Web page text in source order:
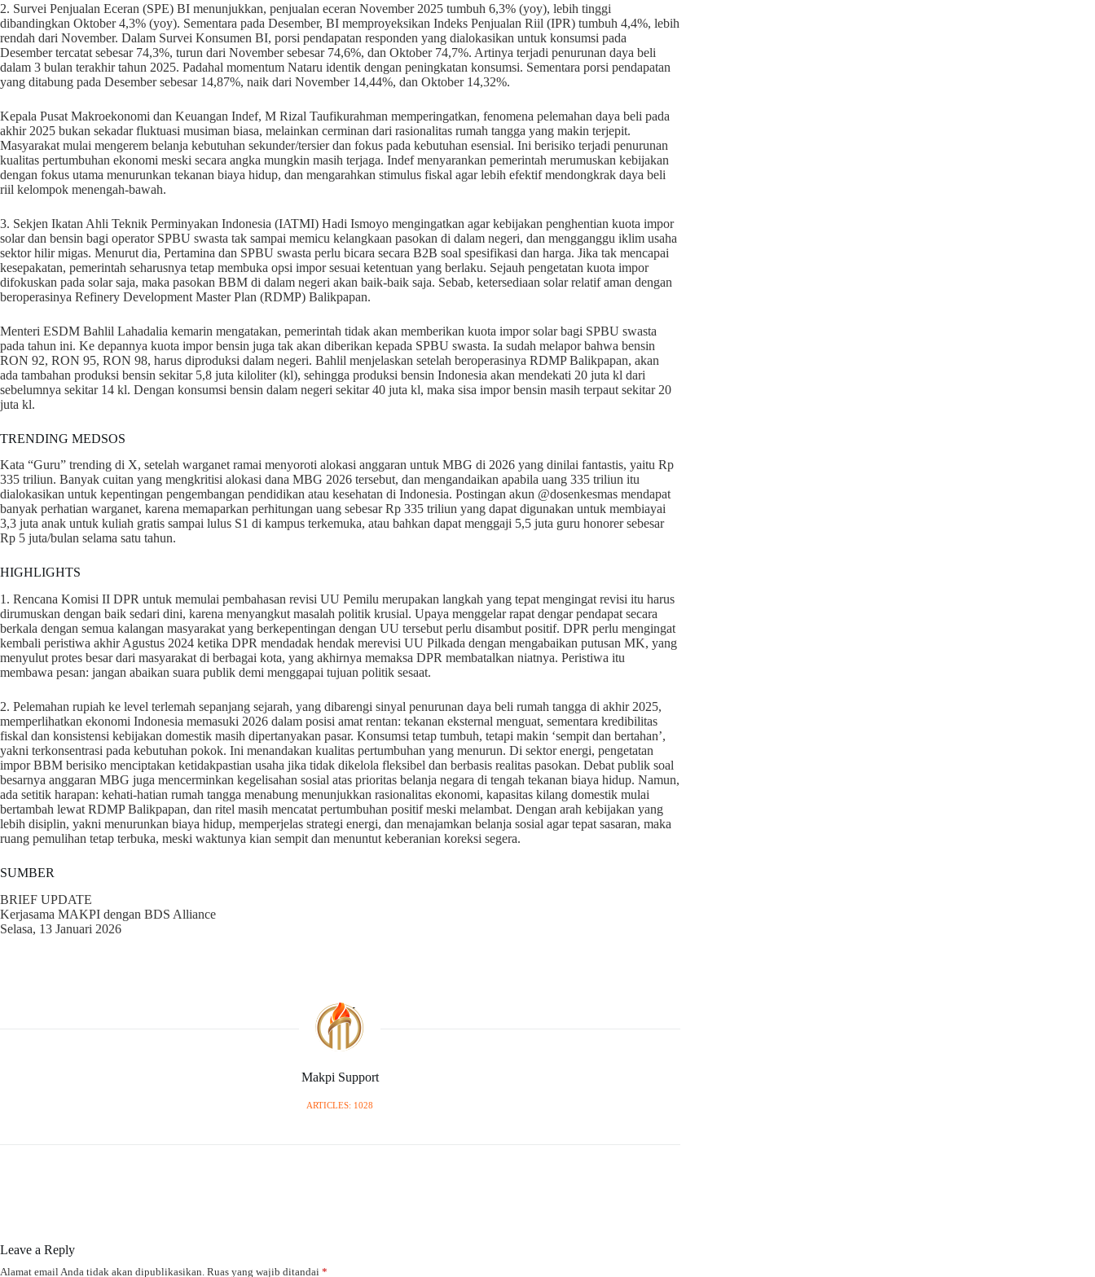
2. Survei Penjualan Eceran (SPE) BI menunjukkan, penjualan eceran November 2025 tumbuh 6,3% (yoy), lebih tinggi
dibandingkan Oktober 4,3% (yoy). Sementara pada Desember, BI memproyeksikan Indeks Penjualan Riil (IPR) tumbuh 4,4%, lebih
rendah dari November. Dalam Survei Konsumen BI, porsi pendapatan responden yang dialokasikan untuk konsumsi pada
Desember tercatat sebesar 74,3%, turun dari November sebesar 74,6%, dan Oktober 74,7%. Artinya terjadi penurunan daya beli
dalam 3 bulan terakhir tahun 2025. Padahal momentum Nataru identik dengan peningkatan konsumsi. Sementara porsi pendapatan
yang ditabung pada Desember sebesar 14,87%, naik dari November 14,44%, dan Oktober 14,32%.
Kepala Pusat Makroekonomi dan Keuangan Indef, M Rizal Taufikurahman memperingatkan, fenomena pelemahan daya beli pada
akhir 2025 bukan sekadar fluktuasi musiman biasa, melainkan cerminan dari rasionalitas rumah tangga yang makin terjepit.
Masyarakat mulai mengerem belanja kebutuhan sekunder/tersier dan fokus pada kebutuhan esensial. Ini berisiko terjadi penurunan
kualitas pertumbuhan ekonomi meski secara angka mungkin masih terjaga. Indef menyarankan pemerintah merumuskan kebijakan
dengan fokus utama menurunkan tekanan biaya hidup, dan mengarahkan stimulus fiskal agar lebih efektif mendongkrak daya beli
riil kelompok menengah-bawah.
3. Sekjen Ikatan Ahli Teknik Perminyakan Indonesia (IATMI) Hadi Ismoyo mengingatkan agar kebijakan penghentian kuota impor
solar dan bensin bagi operator SPBU swasta tak sampai memicu kelangkaan pasokan di dalam negeri, dan mengganggu iklim usaha
sektor hilir migas. Menurut dia, Pertamina dan SPBU swasta perlu bicara secara B2B soal spesifikasi dan harga. Jika tak mencapai
kesepakatan, pemerintah seharusnya tetap membuka opsi impor sesuai ketentuan yang berlaku. Sejauh pengetatan kuota impor
difokuskan pada solar saja, maka pasokan BBM di dalam negeri akan baik-baik saja. Sebab, ketersediaan solar relatif aman dengan
beroperasinya Refinery Development Master Plan (RDMP) Balikpapan.
Menteri ESDM Bahlil Lahadalia kemarin mengatakan, pemerintah tidak akan memberikan kuota impor solar bagi SPBU swasta
pada tahun ini. Ke depannya kuota impor bensin juga tak akan diberikan kepada SPBU swasta. Ia sudah melapor bahwa bensin
RON 92, RON 95, RON 98, harus diproduksi dalam negeri. Bahlil menjelaskan setelah beroperasinya RDMP Balikpapan, akan
ada tambahan produksi bensin sekitar 5,8 juta kiloliter (kl), sehingga produksi bensin Indonesia akan mendekati 20 juta kl dari
sebelumnya sekitar 14 kl. Dengan konsumsi bensin dalam negeri sekitar 40 juta kl, maka sisa impor bensin masih terpaut sekitar 20
juta kl.
TRENDING MEDSOS
Kata “Guru” trending di X, setelah warganet ramai menyoroti alokasi anggaran untuk MBG di 2026 yang dinilai fantastis, yaitu Rp
335 triliun. Banyak cuitan yang mengkritisi alokasi dana MBG 2026 tersebut, dan mengandaikan apabila uang 335 triliun itu
dialokasikan untuk kepentingan pengembangan pendidikan atau kesehatan di Indonesia. Postingan akun @dosenkesmas mendapat
banyak perhatian warganet, karena memaparkan perhitungan uang sebesar Rp 335 triliun yang dapat digunakan untuk membiayai
3,3 juta anak untuk kuliah gratis sampai lulus S1 di kampus terkemuka, atau bahkan dapat menggaji 5,5 juta guru honorer sebesar
Rp 5 juta/bulan selama satu tahun.
HIGHLIGHTS
1. Rencana Komisi II DPR untuk memulai pembahasan revisi UU Pemilu merupakan langkah yang tepat mengingat revisi itu harus
dirumuskan dengan baik sedari dini, karena menyangkut masalah politik krusial. Upaya menggelar rapat dengar pendapat secara
berkala dengan semua kalangan masyarakat yang berkepentingan dengan UU tersebut perlu disambut positif. DPR perlu mengingat
kembali peristiwa akhir Agustus 2024 ketika DPR mendadak hendak merevisi UU Pilkada dengan mengabaikan putusan MK, yang
menyulut protes besar dari masyarakat di berbagai kota, yang akhirnya memaksa DPR membatalkan niatnya. Peristiwa itu
membawa pesan: jangan abaikan suara publik demi menggapai tujuan politik sesaat.
2. Pelemahan rupiah ke level terlemah sepanjang sejarah, yang dibarengi sinyal penurunan daya beli rumah tangga di akhir 2025,
memperlihatkan ekonomi Indonesia memasuki 2026 dalam posisi amat rentan: tekanan eksternal menguat, sementara kredibilitas
fiskal dan konsistensi kebijakan domestik masih dipertanyakan pasar. Konsumsi tetap tumbuh, tetapi makin ‘sempit dan bertahan’,
yakni terkonsentrasi pada kebutuhan pokok. Ini menandakan kualitas pertumbuhan yang menurun. Di sektor energi, pengetatan
impor BBM berisiko menciptakan ketidakpastian usaha jika tidak dikelola fleksibel dan berbasis realitas pasokan. Debat publik soal
besarnya anggaran MBG juga mencerminkan kegelisahan sosial atas prioritas belanja negara di tengah tekanan biaya hidup. Namun,
ada setitik harapan: kehati-hatian rumah tangga menabung menunjukkan rasionalitas ekonomi, kapasitas kilang domestik mulai
bertambah lewat RDMP Balikpapan, dan ritel masih mencatat pertumbuhan positif meski melambat. Dengan arah kebijakan yang
lebih disiplin, yakni menurunkan biaya hidup, memperjelas strategi energi, dan menajamkan belanja sosial agar tepat sasaran, maka
ruang pemulihan tetap terbuka, meski waktunya kian sempit dan menuntut keberanian koreksi segera.
SUMBER
BRIEF UPDATE
Kerjasama MAKPI dengan BDS Alliance
Selasa, 13 Januari 2026
Makpi Support
ARTICLES: 1028
Leave a Reply
Alamat email Anda tidak akan dipublikasikan. Ruas yang wajib ditandai *